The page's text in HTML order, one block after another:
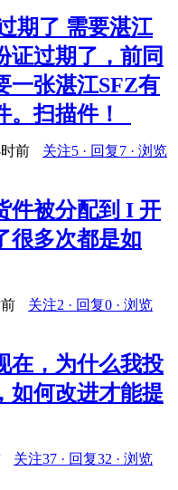
期了 需要湛江
证过期了，前同
一张湛江SFZ有
。扫描件！
前
关注5 · 回复7 · 浏览
件被分配到 I 开
很多次都是如
关注2 · 回复0 · 浏览
在，为什么我投
如何改进才能提
关注37 · 回复32 · 浏览